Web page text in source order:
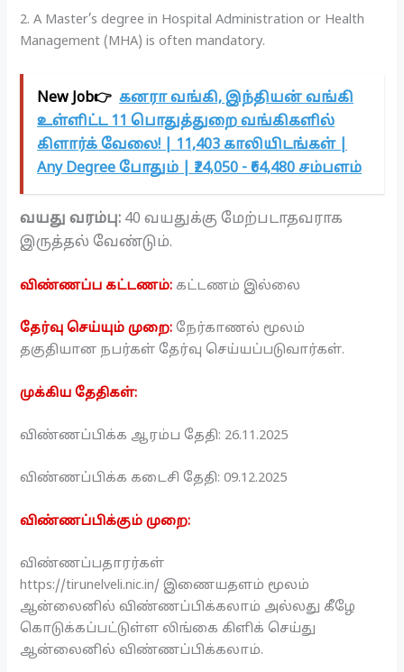
2. A Master’s degree in Hospital Administration or Health
Management (MHA) is often mandatory.
New Job👉 கனரா வங்கி, இந்தியன் வங்கி
உள்ளிட்ட 11 பொதுத்துறை வங்கிகளில்
கிளார்க் வேலை! | 11,403 காலியிடங்கள் |
Any Degree போதும் | ₹24,050 - ₹64,480 சம்பளம்
வயது வரம்பு: 40 வயதுக்கு மேற்படாதவராக
இருத்தல் வேண்டும்.
விண்ணப்ப கட்டணம்:கட்டணம் இல்லை
தேர்வு செய்யும் முறை:நேர்காணல் மூலம்
தகுதியான நபர்கள் தேர்வு செய்யப்படுவார்கள்.
முக்கிய தேதிகள்:
விண்ணப்பிக்க ஆரம்ப தேதி: 26.11.2025
விண்ணப்பிக்க கடைசி தேதி: 09.12.2025
விண்ணப்பிக்கும் முறை:
விண்ணப்பதாரர்கள்
https://tirunelveli.nic.in/ இணையதளம் மூலம்
ஆன்லைனில் விண்ணப்பிக்கலாம் அல்லது கீழே
கொடுக்கப்பட்டுள்ள லிங்கை கிளிக் செய்து
ஆன்லைனில் விண்ணப்பிக்கலாம்.